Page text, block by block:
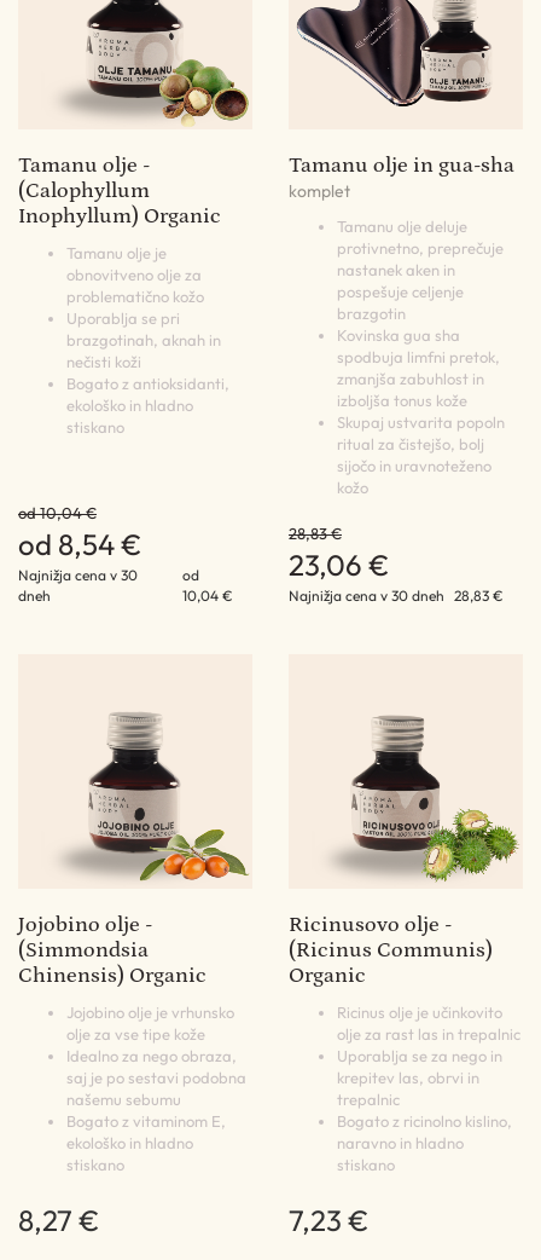
Tamanu olje -
(Calophyllum
Inophyllum) Organic
Tamanu olje je
obnovitveno olje za
problematično kožo
Uporablja se pri
brazgotinah, aknah in
nečisti koži
Bogato z antioksidanti,
ekološko in hladno
stiskano
od 10,04 €
od 8,54 €
Najnižja cena v 30
dneh
od
10,04 €
Tamanu olje in gua-sha
komplet
Tamanu olje deluje
protivnetno, preprečuje
nastanek aken in
pospešuje celjenje
brazgotin
Kovinska gua sha
spodbuja limfni pretok,
zmanjša zabuhlost in
izboljša tonus kože
Skupaj ustvarita popoln
ritual za čistejšo, bolj
sijočo in uravnoteženo
kožo
28,83 €
23,06 €
Najnižja cena v 30 dneh 28,83 €
Jojobino olje -
(Simmondsia
Chinensis) Organic
Jojobino olje je vrhunsko
olje za vse tipe kože
Idealno za nego obraza,
saj je po sestavi podobna
našemu sebumu
Bogato z vitaminom E,
ekološko in hladno
stiskano
8,27 €
Ricinusovo olje -
(Ricinus Communis)
Organic
Ricinus olje je učinkovito
olje za rast las in trepalnic
Uporablja se za nego in
krepitev las, obrvi in
trepalnic
Bogato z ricinolno kislino,
naravno in hladno
stiskano
7,23 €